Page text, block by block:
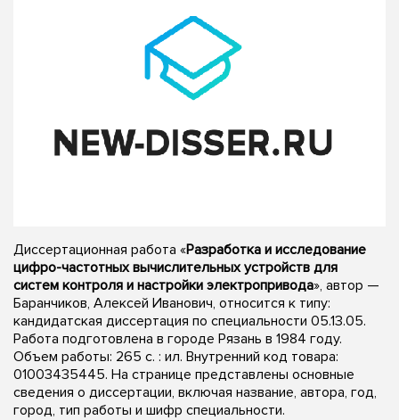
Диссертационная работа «Разработка и исследование
цифро-частотных вычислительных устройств для
систем контроля и настройки электропривода», автор —
Баранчиков, Алексей Иванович, относится к типу:
кандидатская диссертация по специальности 05.13.05.
Работа подготовлена в городе Рязань в 1984 году.
Объем работы: 265 c. : ил. Внутренний код товара:
01003435445. На странице представлены основные
сведения о диссертации, включая название, автора, год,
город, тип работы и шифр специальности.